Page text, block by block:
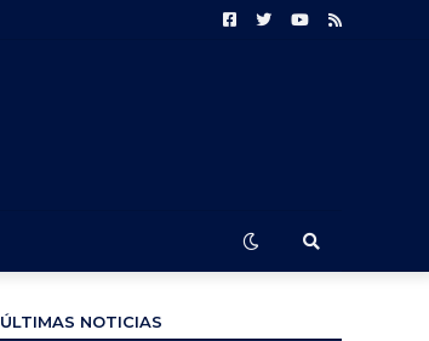
ÚLTIMAS NOTICIAS